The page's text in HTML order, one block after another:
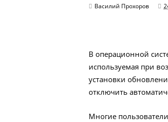
Василий Прохоров
В операционной
используемая при
установки
отключить
Многие